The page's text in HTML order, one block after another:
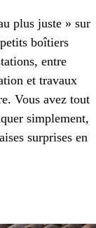
plus juste » sur
boîtiers
entre
et travaux
Vous avez tout
simplement,
surprises en